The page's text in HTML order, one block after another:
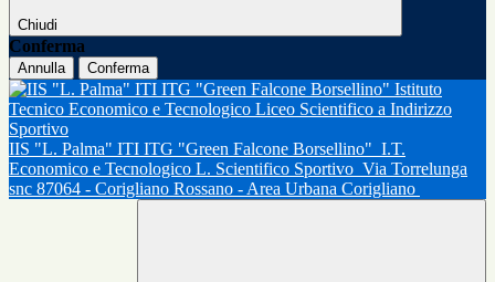
Chiudi
Conferma
Annulla Conferma
IIS "L. Palma" ITI ITG "Green Falcone Borsellino" I.T.
Economico e Tecnologico L. Scientifico Sportivo Via Torrelunga
snc 87064 - Corigliano Rossano - Area Urbana Corigliano